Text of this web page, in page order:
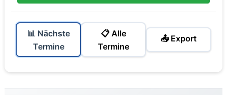
📊 Nächste
Termine
📋 Alle
Termine
📤 Export